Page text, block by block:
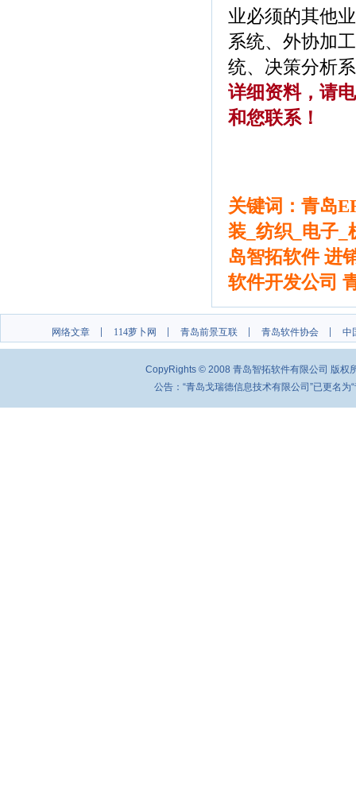
业必须的其他
系统、外协加
统、决策分析
详细资料，请
和您联系！
关键词：青岛
装_纺织_电子_
岛智拓软件 进
软件开发公司
网络文章 114萝卜网 青岛前景互联 青岛软件协会 中
CopyRights © 2008 青岛智拓软件有限公司 版
公告：“青岛戈瑞德信息技术有限公司”已更名